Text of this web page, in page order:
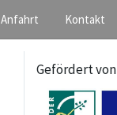
Anfahrt Kontakt
Gefördert von